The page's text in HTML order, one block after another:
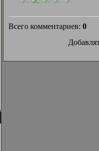
Всего комментариев: 0